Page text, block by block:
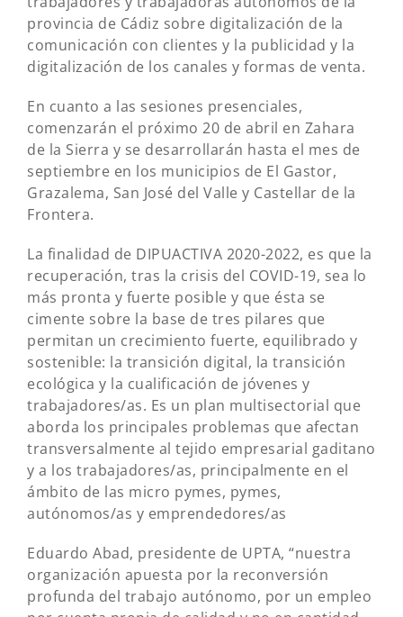
provincia de Cádiz sobre digitalización de la
comunicación con clientes y la publicidad y la
digitalización de los canales y formas de venta.
En cuanto a las sesiones presenciales,
comenzarán el próximo 20 de abril en Zahara
de la Sierra y se desarrollarán hasta el mes de
septiembre en los municipios de El Gastor,
Grazalema, San José del Valle y Castellar de la
Frontera.
La finalidad de DIPUACTIVA 2020-2022, es que la
recuperación, tras la crisis del COVID-19, sea lo
más pronta y fuerte posible y que ésta se
cimente sobre la base de tres pilares que
permitan un crecimiento fuerte, equilibrado y
sostenible: la transición digital, la transición
ecológica y la cualificación de jóvenes y
trabajadores/as. Es un plan multisectorial que
aborda los principales problemas que afectan
transversalmente al tejido empresarial gaditano
y a los trabajadores/as, principalmente en el
ámbito de las micro pymes, pymes,
autónomos/as y emprendedores/as
Eduardo Abad, presidente de UPTA, “nuestra
organización apuesta por la reconversión
profunda del trabajo autónomo, por un empleo